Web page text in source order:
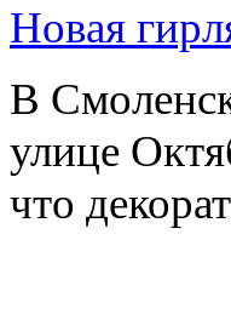
Новая
В
улице
что